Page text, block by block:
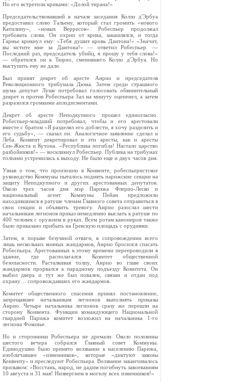
Но его встретили криками: «Долой тирана!»
Председательствовавший в начале заседания Колло д'Эрбуа
предоставил слово Тальену, который стал громить «нового
Катилину», «новых Верресов». Робеспьер продолжал
требовать слова. Он охрип от крика, закашлялся, и тогда
Гарнье крикнул ему: «Тебя душит кровь Дантона!» «Значит,
вы мстите мне за Дантона!» — ответил Робеспьер. —
Последний раз, председатель убийц, я прошу у тебя слова!»
— обратился он к Тюрио, сменившего Колло д'Эрбуа. Но
выступить ему не дали.
Был принят декрет об аресте Анрио и председателя
Революционного трибунала Дюма. Затем среди страшного
шума депутат Луше потребовал голосовать обвинительный
декрет и против Робеспьера Зал на минуту оцепенел, а затем
разразился громкими аплодисментами.
Декрет об аресте Неподкупного прошел единогласно.
Робеспьер‑младший потребовал, чтобы и его арестовали
вместе с братом «Я разделял его доблести, я хочу разделить и
его судьбу», — сказал он. Аналогичное заявление сделал и
Леба. Конвент декретировал и эти аресты, как и аресты
Сен‑Жюста и Кутона. «Республика погибла! Настало царство
разбойников!» — воскликнул Робеспьер. Публика на трибунах
толпами устремилась к выходу. Не было еще и двух часов дня.
Узнав о том, что произошло в Конвенте, робеспьеристское
руководство Коммуны пыталось поднять парижские секции на
защиту Неподкупного и других арестованных депутатов.
Около трех часов дня мэр Парижа Флерио‑Леско и
национальный агент Коммуны Пейан предложили
находившимся в ратуше членам Главного совета отправиться в
свои секции и объявить тревогу. Анрио разослал шести
начальникам легионов приказ немедленно выслать к ратуше по
400 человек с оружием в руках. Всем ротам канониров также
было приказано прибыть на Гревскую площадь с орудиями.
Затем, в порыве безумной отваги, в сопровождении всего
лишь нескольких конных жандармов, Анрио бросился спасать
Робеспьера. Арестованных к этому времени перепроводили в
здание, где располагался Комитет общественной
безопасности. Расталкивая толпу, Анрио во главе своих
жандармов прорвался к парадному подъезду Комитета. Он
выбил дверь и тут же был повален, связан и отдан под
охрану… сопровождавших его жандармов.
Комитет общественного спасения принял постановление,
запрещавшее начальникам легионов выполнять приказы
Анрио. Четыре начальника легионов сразу же перешли на
сторону Конвента. Функции командующего Национальной
гвардией Парижа комитет возложил на начальника 1‑го
легиона Фоконье.
Но и сторонники Робеспьера не дремали. Около половины
шестого вечера собрался Главный совет Коммуны.
Единодушно было принято воззвание к населению Парижа,
изобличавшее «изменников», которые «диктуют законы
Конвенту» и преследуют Робеспьера. Воззвание заканчивалось
призывом: «Восстань, народ, не дадим погибнуть завоеваниям
10 августа и 31 мая! Низвергнем в могилу всех изменников!»